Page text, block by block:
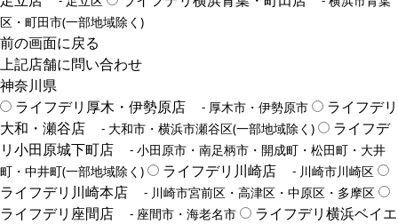
区・町田市(一部地域除く)
前の画面に戻る
上記店舗に問い合わせ
神奈川県
ライフデリ厚木・伊勢原店
- 厚木市・伊勢原市
ライフデリ
大和・瀬谷店
- 大和市・横浜市瀬谷区(一部地域除く)
ライフデ
リ小田原城下町店
- 小田原市・南足柄市・開成町・松田町・大井
町・中井町(一部地域除く)
ライフデリ川崎店 - 川崎市川崎区
ライフデリ川崎本店 - 川崎市宮前区・高津区・中原区・多摩区
ライフデリ座間店 - 座間市・海老名市
ライフデリ横浜ベイエ